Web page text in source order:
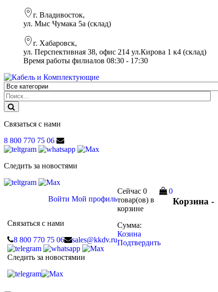
г. Владивосток,
ул. Мыс Чумака 5а (склад)
г. Хабаровск,
ул. Перспективная 38, офис 214 ул.Кирова 1 к4 (склад)
Время работы филиалов 08:30 - 17:30
Связаться с нами
8 800 770 75 06
Следить за новостями
Корзина -
0
Сейчас 0
товар(ов) в
корзине
Сумма:
Козина
Подтвердить
Войти Мой профиль
Связаться с нами
8 800 770 75 06
sales@kkdv.ru
Следить за новостямии